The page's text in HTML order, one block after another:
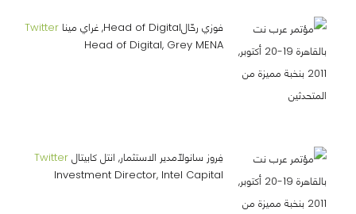
فوزي رحّالHead of Digital, غراي مينا
Twitter
Head of Digital, Grey MENA
فِروز سانولّامدير الاستثمار, انتل كابيتال Twitter
Investment Director, Intel Capital